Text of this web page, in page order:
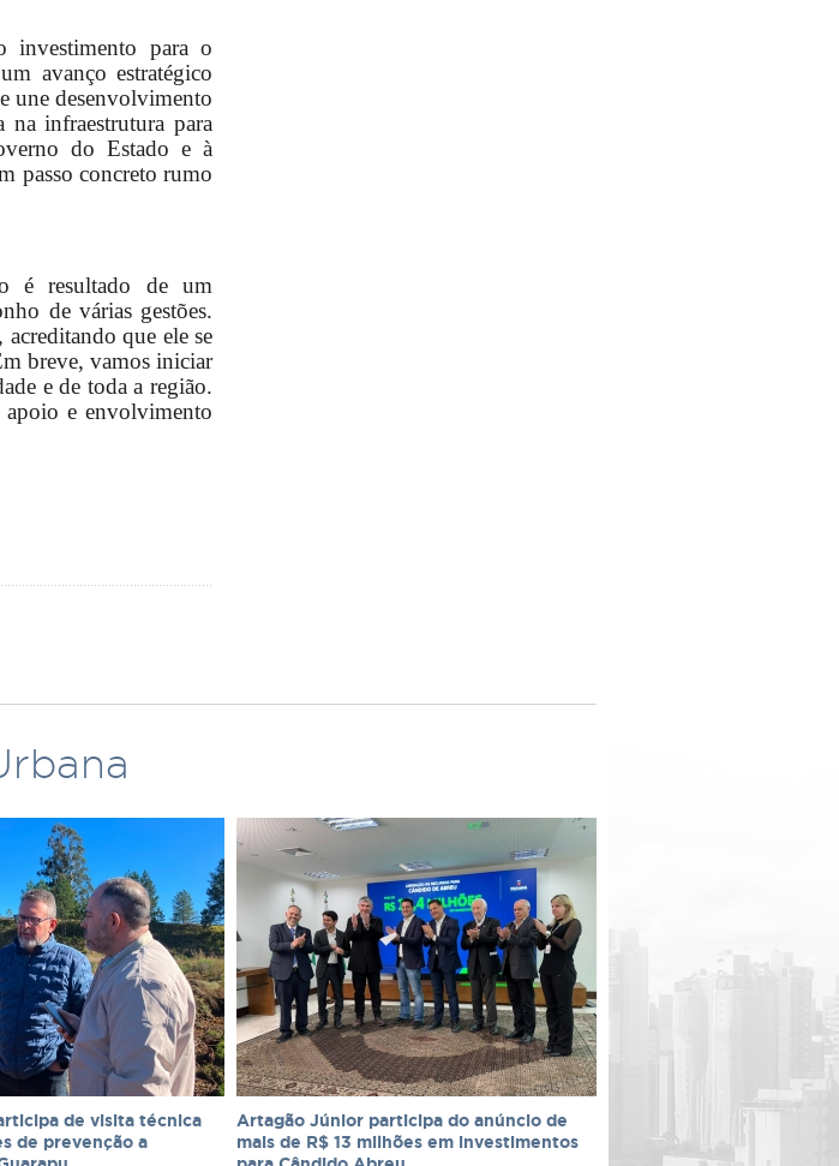
investimento para o
avanço estratégico
une desenvolvimento
na infraestrutura para
do Estado e à
passo concreto rumo
é resultado de um
de várias gestões.
que ele se
breve, vamos iniciar
e de toda a região.
e envolvimento
de visita técnica
de prevenção a
Artagão Júnior participa do anúncio de
mais de R$ 13 milhões em investimentos